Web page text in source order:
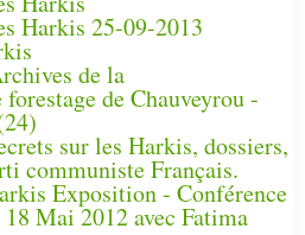
Harkis 25-09-2013
de la
de Chauveyrou -
sur les Harkis, dossiers,
communiste Français.
Exposition - Conférence
Mai 2012 avec Fatima